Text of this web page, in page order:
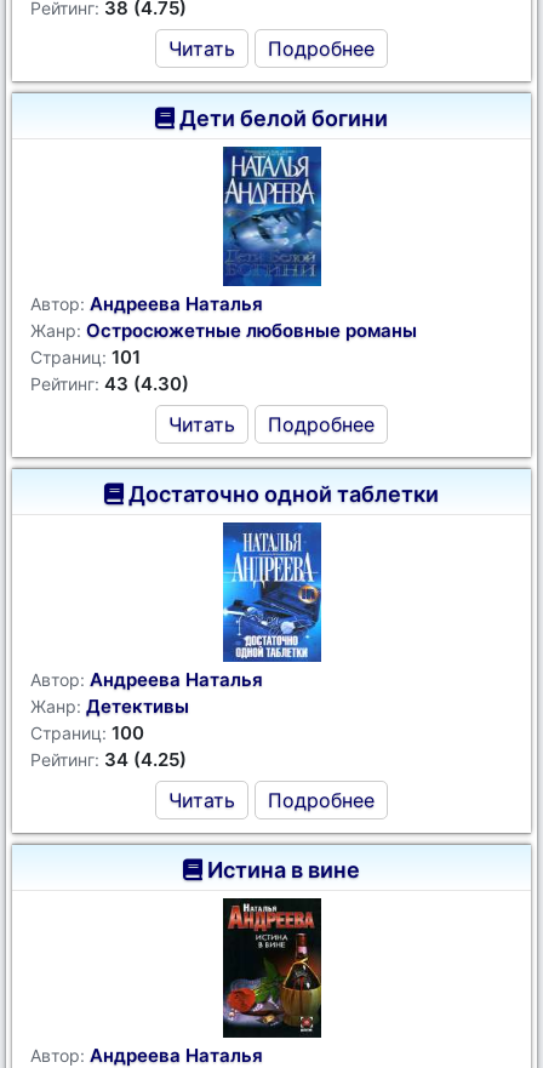
Рейтинг: 38 (4.75)
Читать Подробнее
Дети белой богини
Автор: Андреева Наталья
Жанр: Остросюжетные любовные романы
Страниц: 101
Рейтинг: 43 (4.30)
Читать Подробнее
Достаточно одной таблетки
Автор: Андреева Наталья
Жанр: Детективы
Страниц: 100
Рейтинг: 34 (4.25)
Читать Подробнее
Истина в вине
Автор: Андреева Наталья